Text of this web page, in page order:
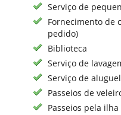
Serviço de
Fornecimento de
pedido)
Biblioteca
Serviço de
Serviço de
Passeios de
Passeios pela ilha